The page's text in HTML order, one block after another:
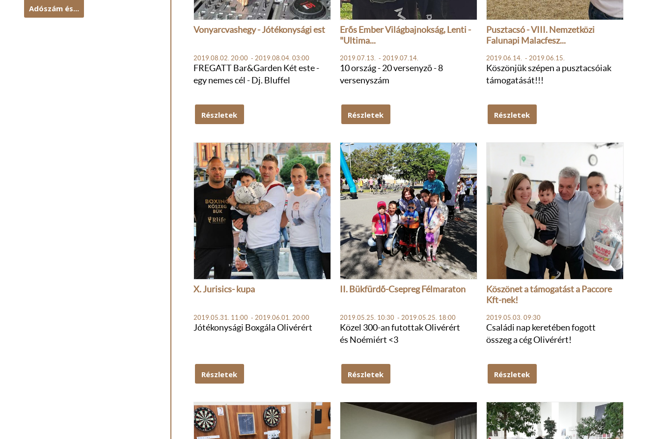
Adószám és...
Vonyarcvashegy - Jótékonysági est
2019.08.02. 20:00 - 2019.08.04. 03:00
FREGATT Bar&Garden Két este -
egy nemes cél - Dj. Bluffel
Részletek
Erős Ember Világbajnokság, Lenti -
"Ultima...
2019.07.13. - 2019.07.14.
10 ország - 20 versenyző - 8
versenyszám
Részletek
Pusztacsó - VIII. Nemzetközi
Falunapi Malacfesz...
2019.06.14. - 2019.06.15.
Köszönjük szépen a pusztacsóiak
támogatását!!!
Részletek
X. Jurisics- kupa
2019.05.31. 11:00 - 2019.06.01. 20:00
Jótékonysági Boxgála Olivérért
Részletek
II. Bükfürdő-Csepreg Félmaraton
2019.05.25. 10:30 - 2019.05.25. 18:00
Közel 300-an futottak Olivérért
és Noémiért <3
Részletek
Köszönet a támogatást a Paccore
Kft-nek!
2019.05.03. 09:30
Családi nap keretében fogott
összeg a cég Olivérért!
Részletek